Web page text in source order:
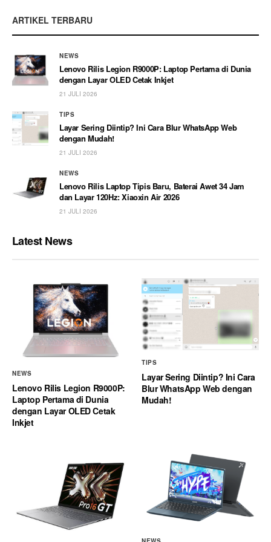
ARTIKEL TERBARU
NEWS
Lenovo Rilis Legion R9000P: Laptop Pertama di Dunia
dengan Layar OLED Cetak Inkjet
21 JULI 2026
TIPS
Layar Sering Diintip? Ini Cara Blur WhatsApp Web
dengan Mudah!
21 JULI 2026
NEWS
Lenovo Rilis Laptop Tipis Baru, Baterai Awet 34 Jam
dan Layar 120Hz: Xiaoxin Air 2026
21 JULI 2026
Latest News
NEWS
Lenovo Rilis Legion R9000P:
Laptop Pertama di Dunia
dengan Layar OLED Cetak
Inkjet
TIPS
Layar Sering Diintip? Ini Cara
Blur WhatsApp Web dengan
Mudah!